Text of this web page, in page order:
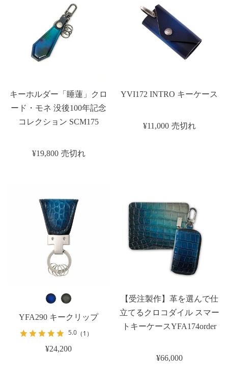
キーホルダー「睡蓮」クロ
ード・モネ 没後100年記念
コレクション SCM175
¥19,800 売切れ
YVI172 INTRO キーケース
¥11,000 売切れ
YFA290 キークリップ
5.0（1）
¥24,200
【受注製作】革を選んで仕
立てるクロコダイル スマー
トキーケースYFA174order
¥66,000